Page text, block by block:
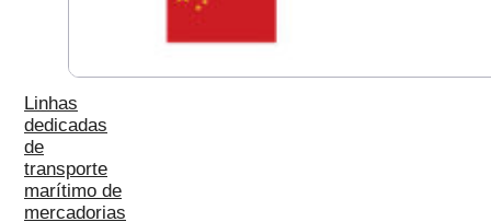
Linhas
dedicadas
de
transporte
marítimo de
mercadorias